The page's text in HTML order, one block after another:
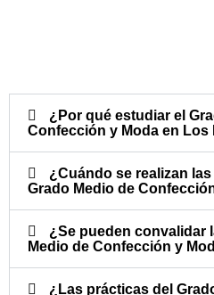
¿Por qué estudiar el
Confección y Moda en Los
¿Cuándo se realizan
Grado Medio de
¿Se pueden convalidar
Medio de Confección y
¿Las prácticas del